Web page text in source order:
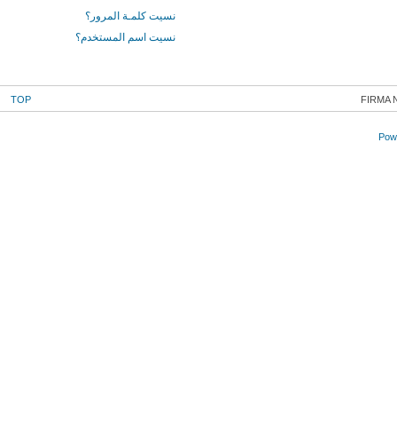
نسيت كلمـة المرور؟
نسيت اسم المستخدم؟
FIRMA
TOP